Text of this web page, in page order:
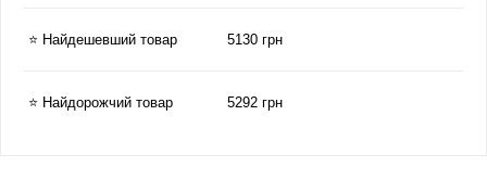
⭐ Найдешевший товар 5130 грн
⭐ Найдорожчий товар 5292 грн